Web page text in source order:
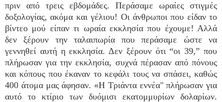
πριν από τρεις εβδομάδες. Περάσαμε ωραίες στιγμές
δοξολογίας, ακόμα και γέλιου! Οι άνθρωποι που είδαν το
βίντεο μού είπαν τι ωραία εκκλησία που έχουμε! Αλλά
δεν ξέρουν την ταλαιπωρία που περάσαμε ώστε να
γεννηθεί αυτή η εκκλησία. Δεν ξέρουν ότι “οι 39,” που
πλήρωσαν για την εκκλησία, συχνά πέρασαν από πόνους
και κόπους που έκαναν το κεφάλι τους να σπάσει, καθώς
400 άτομα μας άφησαν. «Η Τριάντα εννέα" πλήρωσαν για
αυτό το κτίριο των δυόμισι εκατομμυρίων δολαρίων.